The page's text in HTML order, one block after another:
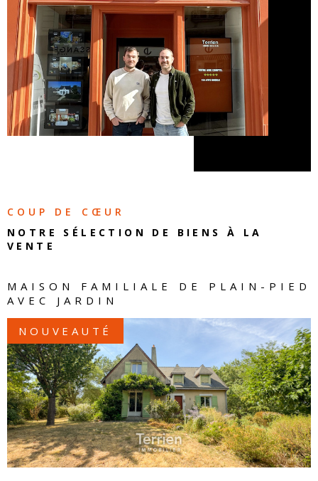
COUP DE CŒUR
NOTRE SÉLECTION DE BIENS À LA
VENTE
MAISON FAMILIALE DE PLAIN-PIED
AVEC JARDIN
NOUVEAUTÉ
VOIR LE BIEN